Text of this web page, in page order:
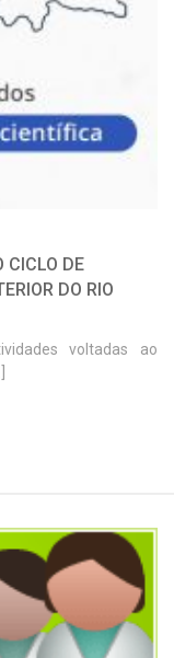
CICLO DE
DO RIO
voltadas ao